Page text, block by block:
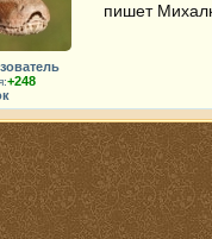
+248
пишет